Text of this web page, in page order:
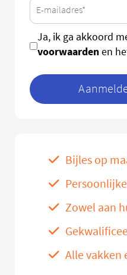
Ja, ik ga akkoord
voorwaardenen
Bijles op
Zowel aan
Alle vakken